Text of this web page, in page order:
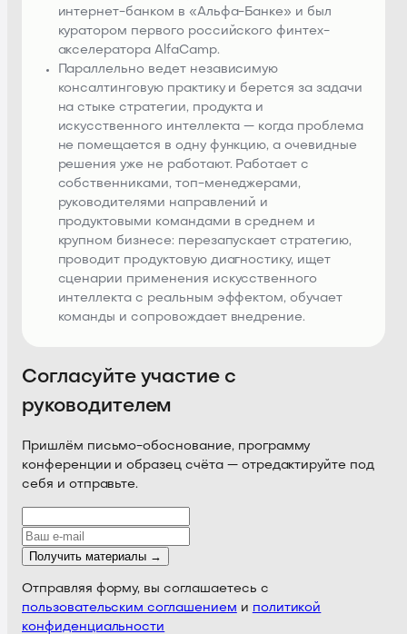
интернет-банком в «Альфа-Банке» и был
куратором первого российского финтех-
акселератора AlfaCamp.
Параллельно ведет независимую
консалтинговую практику и берется за задачи
на стыке стратегии, продукта и
искусственного интеллекта — когда проблема
не помещается в одну функцию, а очевидные
решения уже не работают. Работает с
собственниками, топ-менеджерами,
руководителями направлений и
продуктовыми командами в среднем и
крупном бизнесе: перезапускает стратегию,
проводит продуктовую диагностику, ищет
сценарии применения искусственного
интеллекта с реальным эффектом, обучает
команды и сопровождает внедрение.
Согласуйте участие с
руководителем
Пришлём письмо-обоснование, программу
конференции и образец счёта — отредактируйте под
себя и отправьте.
Получить материалы →
Отправляя форму, вы соглашаетесь с
пользовательским соглашением и политикой
конфиденциальности